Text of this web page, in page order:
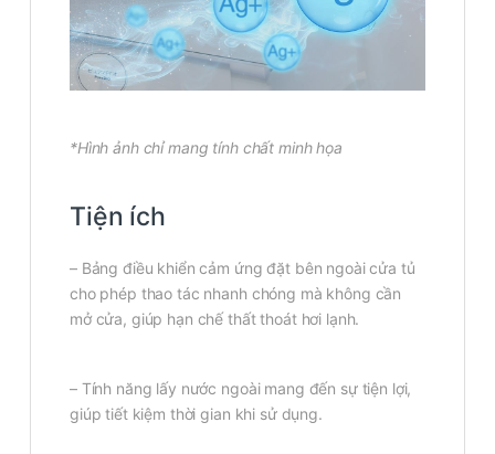
*Hình ảnh chỉ mang tính chất minh họa
Tiện ích
– Bảng điều khiển cảm ứng đặt bên ngoài cửa tủ
cho phép thao tác nhanh chóng mà không cần
mở cửa, giúp hạn chế thất thoát hơi lạnh.
– Tính năng lấy nước ngoài mang đến sự tiện lợi,
giúp tiết kiệm thời gian khi sử dụng.